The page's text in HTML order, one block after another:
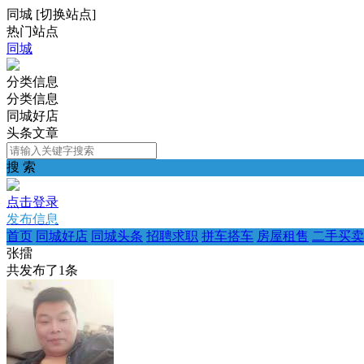
同城 [切换站点]
热门站点
同城
分类信息
分类信息
同城好店
头条文章
搜 索
点击登录
发布信息
首页 同城好店 同城头条 招聘求职 拼车搭车 房屋租售 二手买卖
张擂
共发布了1条